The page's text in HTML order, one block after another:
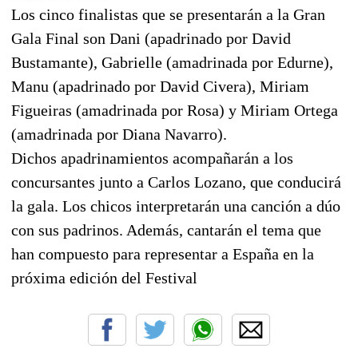
Los cinco finalistas que se presentarán a la Gran
Gala Final son Dani (apadrinado por David
Bustamante), Gabrielle (amadrinada por Edurne),
Manu (apadrinado por David Civera), Miriam
Figueiras (amadrinada por Rosa) y Miriam Ortega
(amadrinada por Diana Navarro).
Dichos apadrinamientos acompañarán a los
concursantes junto a Carlos Lozano, que conducirá
la gala. Los chicos interpretarán una canción a dúo
con sus padrinos. Además, cantarán el tema que
han compuesto para representar a España en la
próxima edición del Festival